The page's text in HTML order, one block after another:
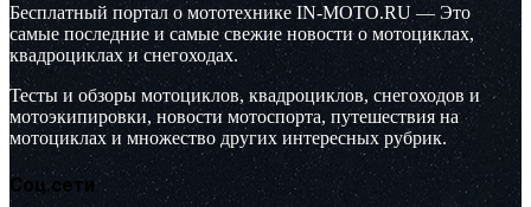
Бесплатный портал о мототехнике IN-MOTO.RU — Это
самые последние и самые свежие новости о мотоциклах,
квадроциклах и снегоходах.
Тесты и обзоры мотоциклов, квадроциклов, снегоходов и
мотоэкипировки, новости мотоспорта, путешествия на
мотоциклах и множество других интересных рубрик.
Соц.сети